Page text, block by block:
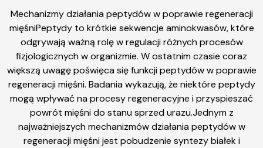
Mechanizmy działania peptydów w poprawie regeneracji
mięśniPeptydy to krótkie sekwencje aminokwasów, które
odgrywają ważną rolę w regulacji różnych procesów
fizjologicznych w organizmie. W ostatnim czasie coraz
większą uwagę poświęca się funkcji peptydów w poprawie
regeneracji mięśni. Badania wykazują, że niektóre peptydy
mogą wpływać na procesy regeneracyjne i przyspieszać
powrót mięśni do stanu sprzed urazu.Jednym z
najważniejszych mechanizmów działania peptydów w
regeneracji mięśni jest pobudzenie syntezy białek i